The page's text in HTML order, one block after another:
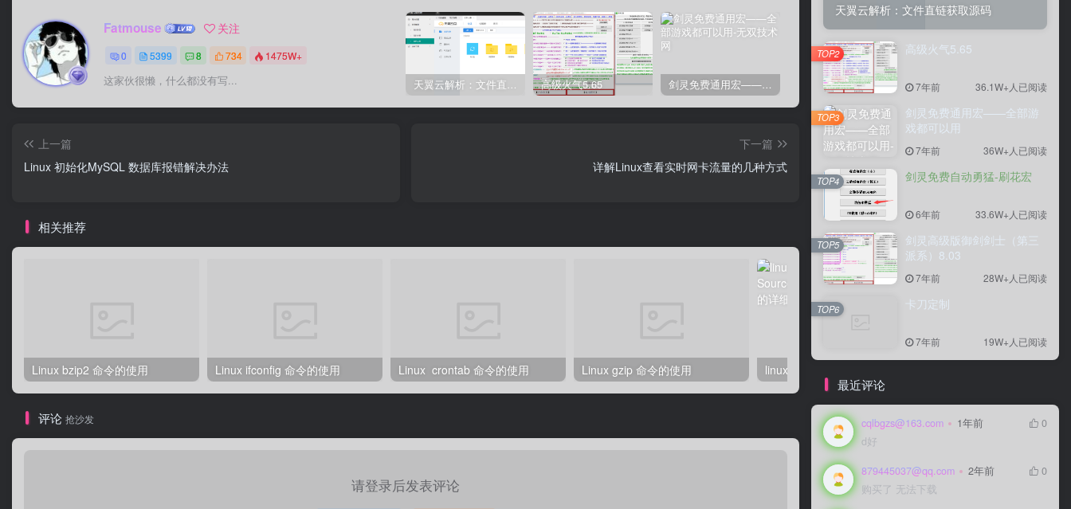
Fatmouse 关注
0 5399 8 734 1475W+
这家伙很懒，什么都没有写... 高级火气5.65 剑灵免费通用宏——全部游戏都可以用 剑灵免费自动勇猛-刷花宏 剑灵高级版御剑剑士（第三派系）8.03
上一篇
Linux 初始化MySQL 数据库报错解决办法
下一篇
详解Linux查看实时网卡流量的几种方式
相关推荐
Linux bzip2 命令的使用 Linux ifconfig 命令的使用 Linux crontab 命令的使用 Linux gzip 命令的使用
评论 抢沙发
请登录后发表评论
天翼云解析：文件直链获取源码
高级火气5.65
7年前 36.1W+人已阅读
TOP2
剑灵免费通用宏——全部游
戏都可以用
7年前 36W+人已阅读
TOP3
剑灵免费自动勇猛-刷花宏
6年前 33.6W+人已阅读
TOP4
剑灵高级版御剑剑士（第三
派系）8.03
7年前 28W+人已阅读
TOP5
卡刀定制
7年前 19W+人已阅读
TOP6
最近评论
cqlbgzs@163.com 1年前
0
d好
879445037@qq.com 2年前
0
购买了 无法下载